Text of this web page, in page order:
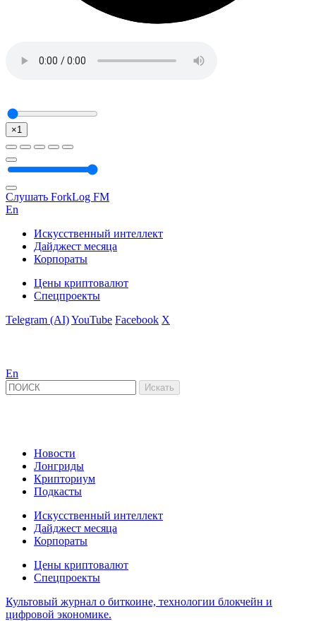
×1
Слушать ForkLog FM
En
Искусственный интеллект
Дайджест месяца
Корпораты
Цены криптовалют
Спецпроекты
Telegram (AI)YouTube Facebook X
En
Новости
Лонгриды
Крипториум
Подкасты
Искусственный интеллект
Дайджест месяца
Корпораты
Цены криптовалют
Спецпроекты
Культовый журнал о биткоине, технологии блокчейн и
цифровой экономике.